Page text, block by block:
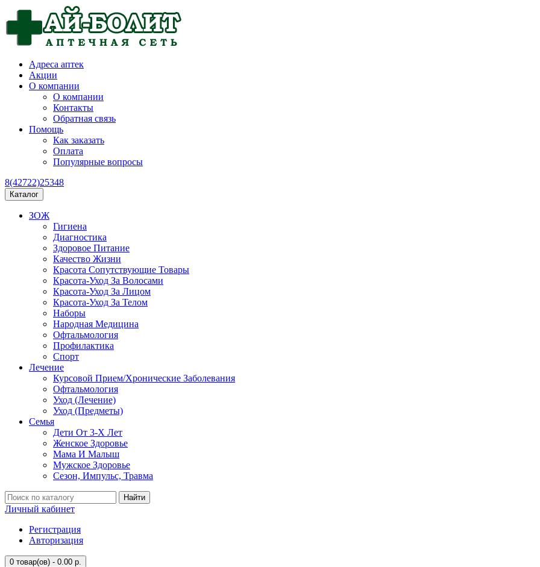
Адреса аптек
Акции
О компании
О компании
Контакты
Обратная связь
Помощь
Как заказать
Оплата
Популярные вопросы
8(42722)25348
Каталог
ЗОЖ
Гигиена
Диагностика
Здоровое Питание
Качество Жизни
Красота Сопутствующие Товары
Красота-Уход За Волосами
Красота-Уход За Лицом
Красота-Уход За Телом
Наборы
Народная Медицина
Офтальмология
Профилактика
Спорт
Лечение
Курсовой Прием/Хронические Заболевания
Офтальмология
Уход (Лечение)
Уход (Предметы)
Семья
Дети От 3-Х Лет
Женское Здоровье
Мама И Малыш
Мужское Здоровье
Сезон, Импульс, Травма
Найти
Личный кабинет
Регистрация
Авторизация
0 товар(ов) - 0.00 р.